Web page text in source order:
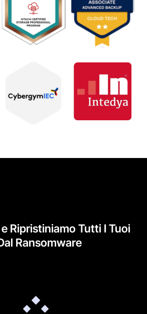
Ripristiniamo Tutti I Tuoi
Ransomware